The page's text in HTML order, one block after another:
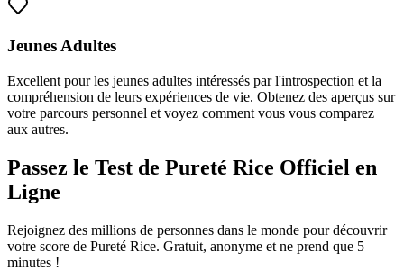
Jeunes Adultes
Excellent pour les jeunes adultes intéressés par l'introspection et la
compréhension de leurs expériences de vie. Obtenez des aperçus sur
votre parcours personnel et voyez comment vous vous comparez
aux autres.
Passez le Test de Pureté Rice Officiel en
Ligne
Rejoignez des millions de personnes dans le monde pour découvrir
votre score de Pureté Rice. Gratuit, anonyme et ne prend que 5
minutes !